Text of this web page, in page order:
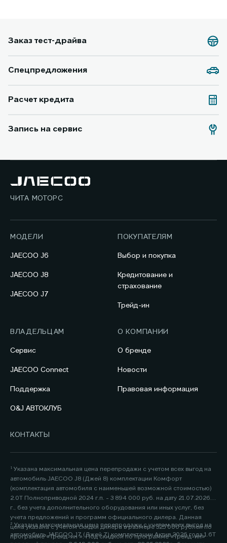
Заказ тест-драйва
Спецпредложения
Расчет кредита
Запись на сервис
ЧИТА МОТОРС
МОДЕЛИ
JAECOO J6
JAECOO J8
JAECOO J7
ПОКУПАТЕЛЯМ
Выбор и покупка
Кредитование и
страхование
Трейд-ин
ВЛАДЕЛЬЦАМ
Сервис
JAECOO Connect
Поддержка
O&J АВТОКЛУБ
О КОМПАНИИ
О бренде
Новости
Правовая информация
КОНТАКТЫ
¹ Указана максимальная цена перепродажи с учетом всех выгод на
автомобиль JAECOO J8 (Джей 8) комплектации Комфорт
(комплектация автомобиля с наименьшей возможной стоимостью)
2.0Т Полноприводной 2024 г.п. - 3 894 000 руб. на дату 21.07.2026
г., без учета дополнительного оборудования или иных услуг, без
учета предложений и программ официального дилера. Данная
цена указана с учетом скидки дилера в размере 325 000 рублей по
программе «Трейд-ин ». Под скидкой по программе «Трейд-ин»
² Указана максимальная цена перепродажи с учетом всех выгод на
автомобиль JAECOO J7 (Джей 7) комплектации Актив 2026 года 1.6Т